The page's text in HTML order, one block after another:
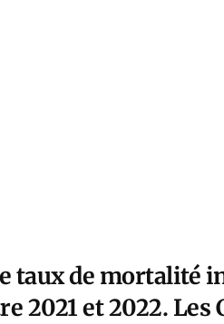
taux de mortalité
2021 et 2022. Les